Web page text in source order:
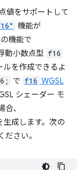
値をサポートして
機能が
機能で
動小数点型 f16
ルを作成できるよ
で f16 WGSL
シェーダー モ
、
生成します。次の
ださい。